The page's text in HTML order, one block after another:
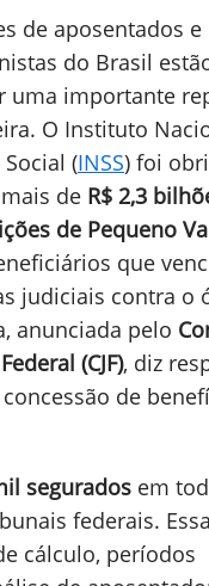
de aposentados e
do Brasil
uma importante
O Instituto
(INSS) foi
de R$ 2,3
de Pequeno
que
judiciais contra o
anunciada pelo
(CJF), diz
de
segurados em
federais.
cálculo, períodos